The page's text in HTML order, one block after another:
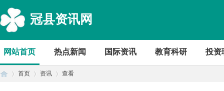
冠县资讯网
网站首页 热点新闻 国际资讯 教育科研 投资
首页 资讯 查看